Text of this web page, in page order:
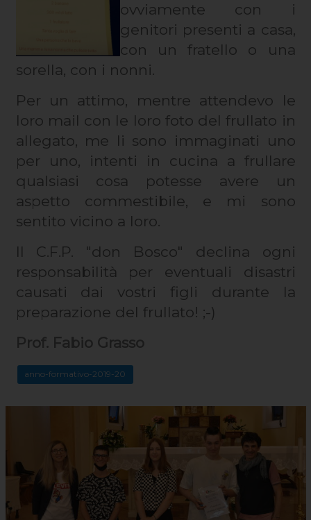
ovviamente con i
genitori presenti a casa,
con un fratello o una
sorella, con i nonni.
Per un attimo, mentre attendevo le
loro mail con le loro foto del frullato in
allegato, me li sono immaginati uno
per uno, intenti in cucina a frullare
qualsiasi cosa potesse avere un
aspetto commestibile, e mi sono
sentito vicino a loro.
Il C.F.P. "don Bosco" declina ogni
responsabilità per eventuali disastri
causati dai vostri figli durante la
preparazione del frullato! ;-)
Prof. Fabio Grasso
anno-formativo-2019-20